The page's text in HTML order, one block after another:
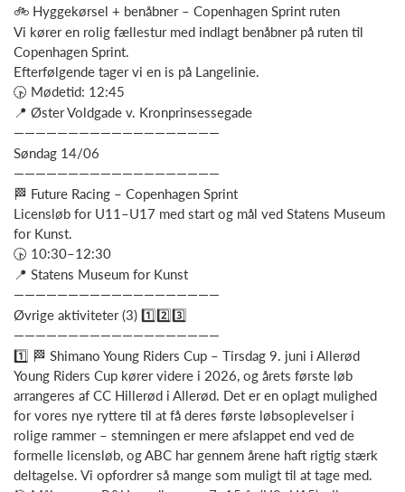
🚲 Hyggekørsel + benåbner – Copenhagen Sprint ruten
Vi kører en rolig fællestur med indlagt benåbner på ruten til
Copenhagen Sprint.
Efterfølgende tager vi en is på Langelinie.
🕟 Mødetid: 12:45
📍 Øster Voldgade v. Kronprinsessegade
———————————————————
Søndag 14/06
———————————————————
🏁 Future Racing – Copenhagen Sprint
Licensløb for U11–U17 med start og mål ved Statens Museum
for Kunst.
🕟 10:30–12:30
📍 Statens Museum for Kunst
———————————————————
Øvrige aktiviteter (3) 1️⃣2️⃣3️⃣
———————————————————
1️⃣ 🏁 Shimano Young Riders Cup – Tirsdag 9. juni i Allerød
Young Riders Cup kører videre i 2026, og årets første løb
arrangeres af CC Hillerød i Allerød. Det er en oplagt mulighed
for vores nye ryttere til at få deres første løbsoplevelser i
rolige rammer – stemningen er mere afslappet end ved de
formelle licensløb, og ABC har gennem årene haft rigtig stærk
deltagelse. Vi opfordrer så mange som muligt til at tage med.